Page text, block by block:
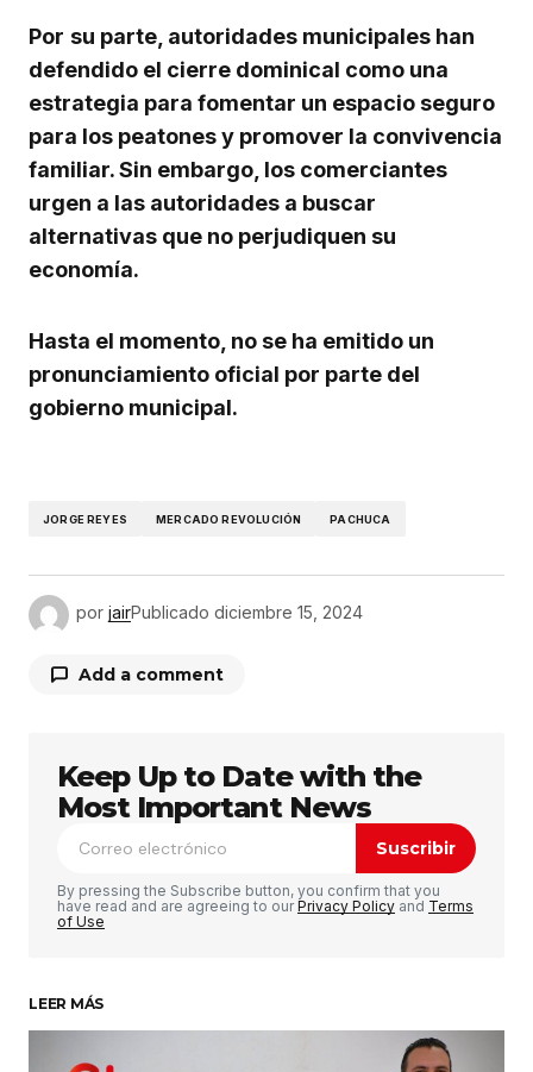
Por su parte, autoridades municipales han
defendido el cierre dominical como una
estrategia para fomentar un espacio seguro
para los peatones y promover la convivencia
familiar. Sin embargo, los comerciantes
urgen a las autoridades a buscar
alternativas que no perjudiquen su
economía.
Hasta el momento, no se ha emitido un
pronunciamiento oficial por parte del
gobierno municipal.
JORGE REYES MERCADO REVOLUCIÓN PACHUCA
por jairPublicado diciembre 15, 2024
Add a comment
Tu dirección de correo electrónico no será
publicada. Los campos obligatorios están
marcados con*
Comentario *
Su nombre*
Keep Up to Date with the
Most Important News
Suscribir
By pressing the Subscribe button, you confirm that you
have read and are agreeing to ourPrivacy Policy and Terms
of Use
LEER MÁS